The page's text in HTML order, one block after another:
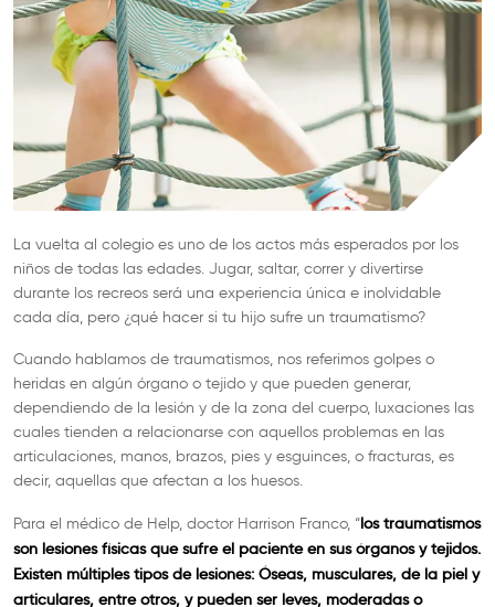
La vuelta al colegio es uno de los actos más esperados por los
niños de todas las edades. Jugar, saltar, correr y divertirse
durante los recreos será una experiencia única e inolvidable
cada día, pero ¿qué hacer si tu hijo sufre un traumatismo?
Cuando hablamos de traumatismos, nos referimos golpes o
heridas en algún órgano o tejido y que pueden generar,
dependiendo de la lesión y de la zona del cuerpo, luxaciones las
cuales tienden a relacionarse con aquellos problemas en las
articulaciones, manos, brazos, pies y esguinces, o fracturas, es
decir, aquellas que afectan a los huesos.
Para el médico de Help, doctor Harrison Franco, “los traumatismos
son lesiones físicas que sufre el paciente en sus órganos y tejidos.
Existen múltiples tipos de lesiones: Óseas, musculares, de la piel y
articulares, entre otros, y pueden ser leves, moderadas o